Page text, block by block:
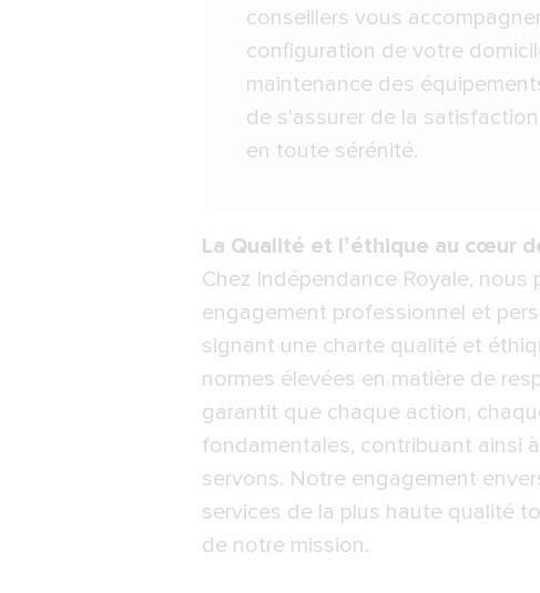
conseillers vous
configuration de votre
maintenance des
de s'assurer de la
en toute sérénité.
La Qualité et l’éthique au cœur
Chez Indépendance Royale,
engagement professionnel et
signant une charte qualité et
normes élevées en matière de
garantit que chaque action,
fondamentales, contribuant ainsi
servons. Notre engagement
services de la plus haute qualité
de notre mission.